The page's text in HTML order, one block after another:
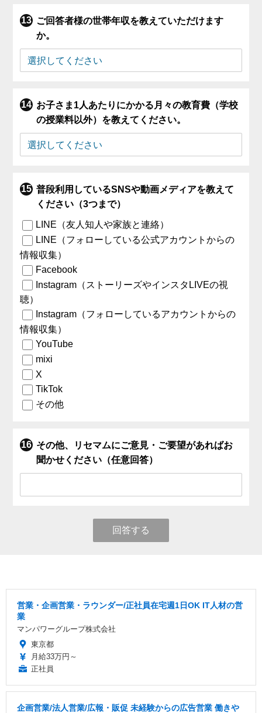
ご回答者様の世帯年収を教えていただけます
か。
お子さま1人あたりにかかる月々の教育費（学校
の授業料以外）を教えてください。
普段利用しているSNSや動画メディアを教えて
ください（3つまで）
LINE（友人知人や家族と連絡）
LINE（フォローしている公式アカウントからの
情報収集）
Facebook
Instagram（ストーリーズやインスタLIVEの視
聴）
Instagram（フォローしているアカウントからの
情報収集）
YouTube
mixi
X
TikTok
その他
その他、リセマムにご意見・ご要望があればお
聞かせください（任意回答）
回答する
営業・企画営業・ラウンダー/正社員在宅週1日OK IT人材の営
業
マンパワーグループ株式会社
東京都
月給33万円～
正社員
企画営業/法人営業/広報・販促 未経験からの広告営業 働きや